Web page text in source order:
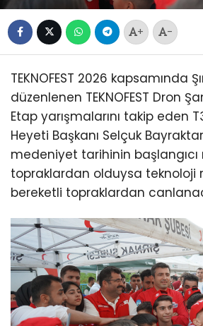
+ -
TEKNOFEST 2026 kapsamında
düzenlenen TEKNOFEST Dron
Etap yarışmalarını takip eden
Heyeti Başkanı Selçuk
medeniyet tarihinin başlangıcı
topraklardan olduysa teknoloji
bereketli topraklardan